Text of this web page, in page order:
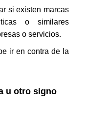
si existen marcas
o similares
o servicios.
ir en contra de la
u otro signo